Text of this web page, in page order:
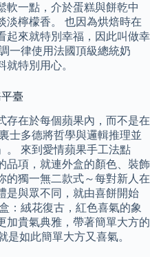
軟一點，介於蛋糕與餅乾中
淡檸檬香。 也因為烘焙時在
起來就特別幸福，因此叫做幸
一律使用法國頂級總統奶
特別用心。
臺
存在於每個蘋果內，而不是在
士多德將哲學與邏輯推理並
。 來到愛情蘋果手工法點
品項，就連外盒的顏色、裝飾
的獨一無二款式～每對新人在
是與眾不同，就由喜餅開始
：絨花復古，紅色喜氣的象
加貴氣典雅，帶著簡單大方的
是如此簡單大方又喜氣。